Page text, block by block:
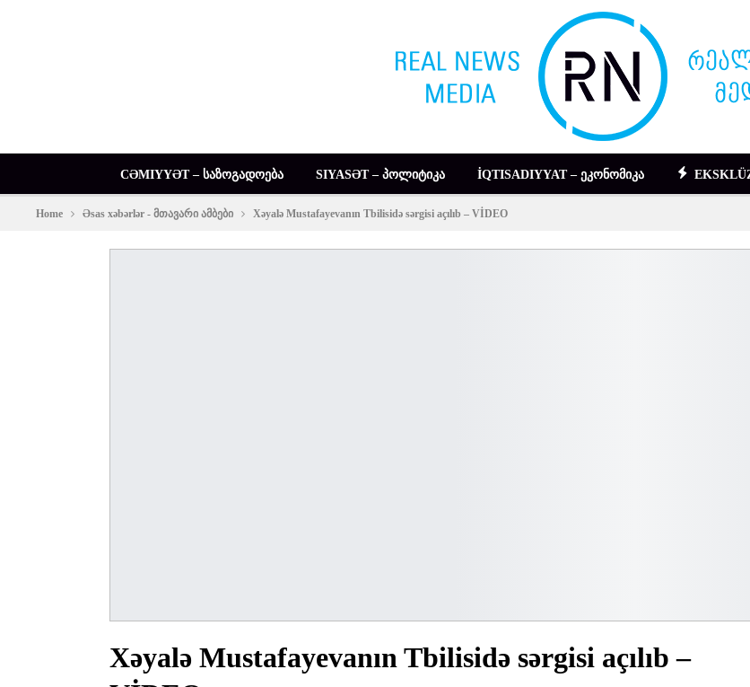
CƏMIYYƏT – ᲡᲐᲖᲝᲒᲐᲓᲝᲔᲑᲐ SIYASƏT – ᲞᲝᲚᲘᲢᲘᲙᲐ İQTISADIYYAT – ᲔᲙᲝᲜᲝᲛᲘᲙᲐ
Home Əsas xəbərlər - მთავარი ამბები Xəyalə Mustafayevanın Tbilisidə sərgisi açılıb – VİDEO
Xəyalə Mustafayevanın Tbilisidə sərgisi açılıb –